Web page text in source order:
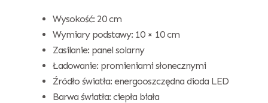
Wysokość: 20 cm
Wymiary podstawy: 10 × 10 cm
Zasilanie: panel solarny
Ładowanie: promieniami słonecznymi
Źródło światła: energooszczędna dioda LED
Barwa światła: ciepła biała